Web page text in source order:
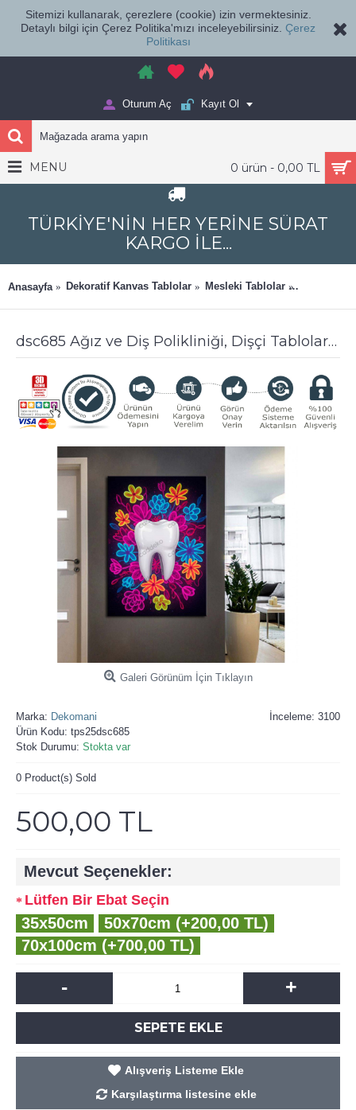
Sitemizi kullanarak, çerezlere (cookie) izin vermektesiniz.
Detaylı bilgi için Çerez Politika'mızı inceleyebilirsiniz. Çerez
Politikası
Oturum Aç Kayıt Ol
0 ürün - 0,00 TL
MENU
TÜRKİYE'NİN HER YERİNE SÜRAT
KARGO İLE...
Anasayfa Dekoratif Kanvas Tablolar Mesleki Tablolar
dsc685 Ağız ve Diş Polikliniği, Dişçi Tabloları, Diş Hekimi, Neon Renkler Tablo
Galeri Görünüm İçin Tıklayın
İnceleme: 3100
Marka: Dekomani
Ürün Kodu: tps25dsc685
Stok Durumu: Stokta var
0 Product(s) Sold
500,00 TL
Mevcut Seçenekler:
Lütfen Bir Ebat Seçin
35x50cm
50x70cm (+200,00 TL)
70x100cm (+700,00 TL)
- +
SEPETE EKLE
Alışveriş Listeme Ekle
Karşılaştırma listesine ekle